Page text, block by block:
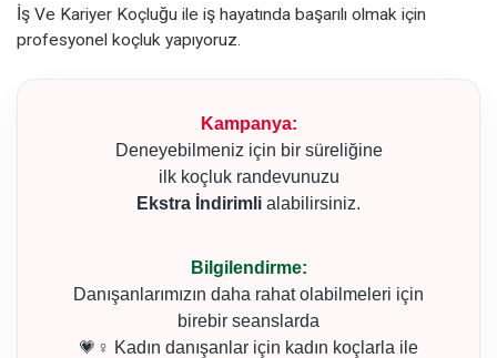
İş Ve Kariyer Koçluğu ile iş hayatında başarılı olmak için
profesyonel koçluk yapıyoruz.
Kampanya:
Deneyebilmeniz için bir süreliğine
ilk koçluk randevunuzu
Ekstra İndirimli alabilirsiniz.
Bilgilendirme:
Danışanlarımızın daha rahat olabilmeleri için
birebir seanslarda
💗♀ Kadın danışanlar için kadın koçlarla ile